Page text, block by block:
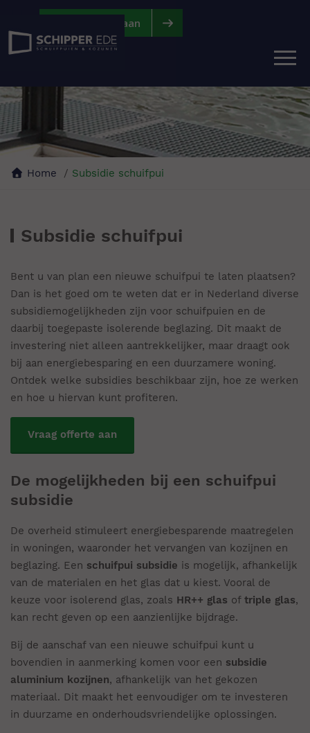
Vraag offerte aan
Home Subsidie schuifpui
Subsidie schuifpui
Bent u van plan een nieuwe schuifpui te laten plaatsen?
Dan is het goed om te weten dat er in Nederland diverse
subsidiemogelijkheden zijn voor schuifpuien en de
daarbij toegepaste isolerende beglazing. Dit maakt de
investering niet alleen aantrekkelijker, maar draagt ook
bij aan energiebesparing en een duurzamere woning.
Ontdek welke subsidies beschikbaar zijn, hoe ze werken
en hoe u hiervan kunt profiteren.
Vraag offerte aan
De mogelijkheden bij een schuifpui
subsidie
De overheid stimuleert energiebesparende maatregelen
in woningen, waaronder het vervangen van kozijnen en
beglazing. Een schuifpui subsidie is mogelijk, afhankelijk
van de materialen en het glas dat u kiest. Vooral de
keuze voor isolerend glas, zoals HR++ glas of triple glas,
kan recht geven op een aanzienlijke bijdrage.
Bij de aanschaf van een nieuwe schuifpui kunt u
bovendien in aanmerking komen voor een subsidie
aluminium kozijnen, afhankelijk van het gekozen
materiaal. Dit maakt het eenvoudiger om te investeren
in duurzame en onderhoudsvriendelijke oplossingen.